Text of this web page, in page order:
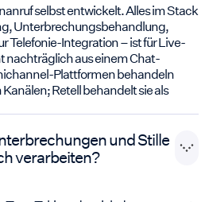
selbst entwickelt. Alles im Stack
Unterbrechungsbehandlung,
Telefonie-Integration – ist für Live-
nachträglich aus einem Chat-
Plattformen behandeln
Retell behandelt sie als
und Stille
verarbeiten?